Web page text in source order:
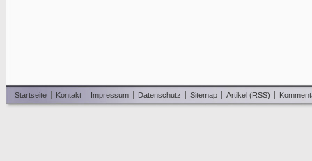
Startseite Kontakt Impressum Datenschutz Sitemap Artikel (RSS)